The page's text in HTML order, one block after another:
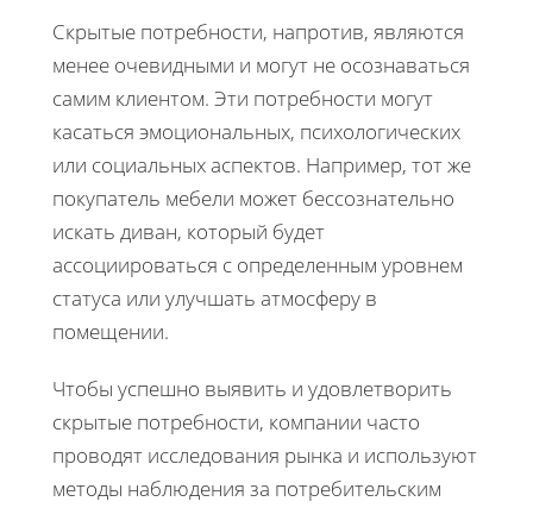
Скрытые потребности, напротив, являются
менее очевидными и могут не осознаваться
самим клиентом. Эти потребности могут
касаться эмоциональных, психологических
или социальных аспектов. Например, тот же
покупатель мебели может бессознательно
искать диван, который будет
ассоциироваться с определенным уровнем
статуса или улучшать атмосферу в
помещении.
Чтобы успешно выявить и удовлетворить
скрытые потребности, компании часто
проводят исследования рынка и используют
методы наблюдения за потребительским